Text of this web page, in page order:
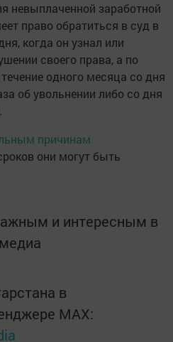
невыплаченной заработной
право обратиться в суд в
когда он узнал или
своего права, а по
одного месяца со дня
об увольнении либо со дня
причинам
они могут быть
и интересным в
в
MАХ: